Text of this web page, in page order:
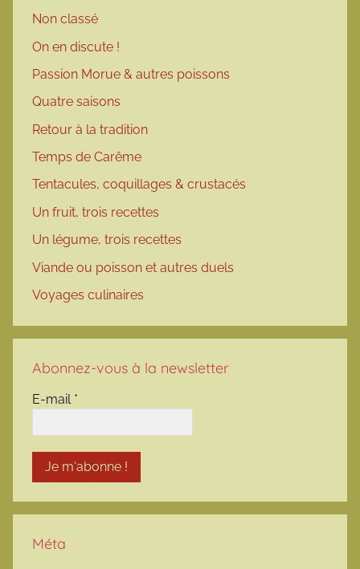
Non classé
On en discute !
Passion Morue & autres poissons
Quatre saisons
Retour à la tradition
Temps de Carême
Tentacules, coquillages & crustacés
Un fruit, trois recettes
Un légume, trois recettes
Viande ou poisson et autres duels
Voyages culinaires
Abonnez-vous à la newsletter
E-mail *
Méta